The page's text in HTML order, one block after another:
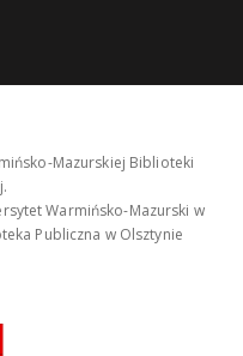
Mazurskiej Biblioteki
Warmińsko-Mazurski w
Publiczna w Olsztynie